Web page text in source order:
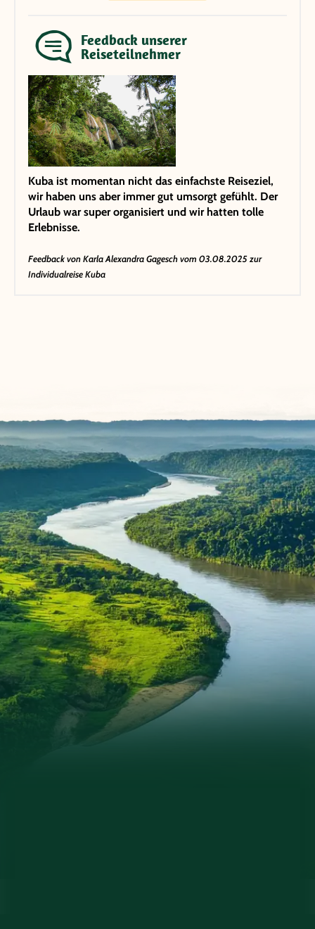
Feedback unserer
Reiseteilnehmer
Kuba ist momentan nicht das einfachste Reiseziel,
wir haben uns aber immer gut umsorgt gefühlt. Der
Urlaub war super organisiert und wir hatten tolle
Erlebnisse.
Feedback vonKarla Alexandra Gageschvom 03.08.2025 zur
Individualreise Kuba